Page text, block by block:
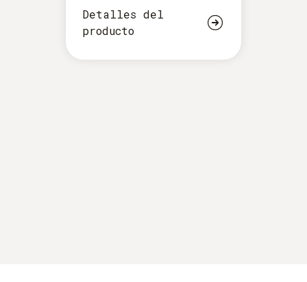
Detalles del
producto